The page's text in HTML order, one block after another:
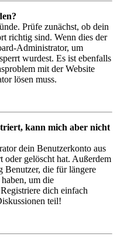
Prüfe zunächst, ob dein
richtig sind. Wenn dies der
Administrator, um
wurdest. Es ist ebenfalls
mit der Website
lösen muss.
kann mich aber nicht
dein Benutzerkonto aus
oder gelöscht hat. Außerdem
Benutzer, die für längere
um die
dich einfach
teil!